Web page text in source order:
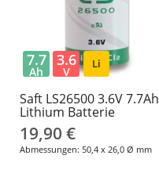
Saft LS26500 3.6V 7.7Ah
Lithium Batterie
19,90 €
Abmessungen: 50,4 x 26,0 Ø mm
7.7
Ah
3.6
V
Li